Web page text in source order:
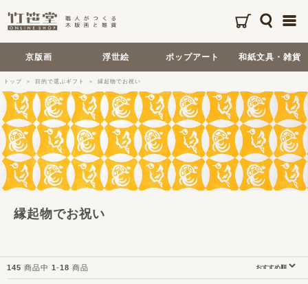
京版画 浮世絵 ポップアート 和紙文具・雑貨
トップ 目的で選ぶギフト 縁起物でお祝い
縁起物でお祝い
145 商品中 1-18 商品